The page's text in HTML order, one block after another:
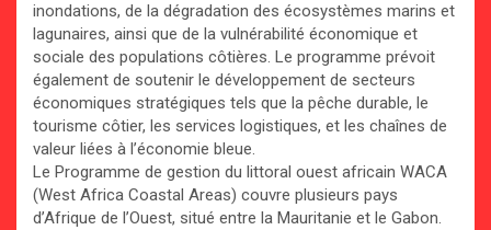
inondations, de la dégradation des écosystèmes marins et
lagunaires, ainsi que de la vulnérabilité économique et
sociale des populations côtières. Le programme prévoit
également de soutenir le développement de secteurs
économiques stratégiques tels que la pêche durable, le
tourisme côtier, les services logistiques, et les chaînes de
valeur liées à l’économie bleue.
Le Programme de gestion du littoral ouest africain WACA
(West Africa Coastal Areas) couvre plusieurs pays
d’Afrique de l’Ouest, situé entre la Mauritanie et le Gabon.